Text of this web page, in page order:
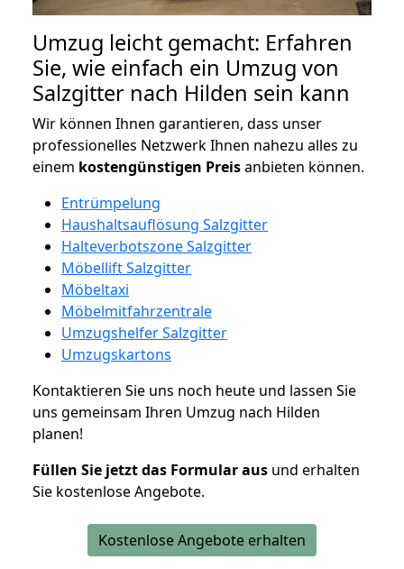
Umzug leicht gemacht: Erfahren
Sie, wie einfach ein Umzug von
Salzgitter nach Hilden sein kann
Wir können Ihnen garantieren, dass unser
professionelles Netzwerk Ihnen nahezu alles zu
einem kostengünstigen Preisanbieten können.
Entrümpelung
Haushaltsauflösung Salzgitter
Halteverbotszone Salzgitter
Möbellift Salzgitter
Möbeltaxi
Möbelmitfahrzentrale
Umzugshelfer Salzgitter
Umzugskartons
Kontaktieren Sie uns noch heute und lassen Sie
uns gemeinsam Ihren Umzug nach Hilden
planen!
Füllen Sie jetzt das Formular aus und erhalten
Sie kostenlose Angebote.
Kostenlose Angebote erhalten